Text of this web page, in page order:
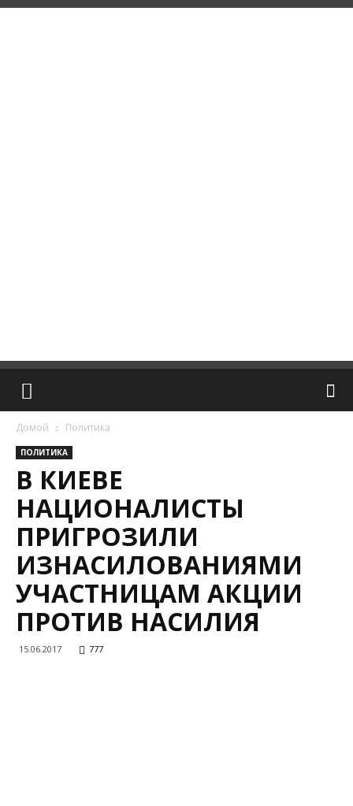
Домой Политика
ПОЛИТИКА
В КИЕВЕ
НАЦИОНАЛИСТЫ
ПРИГРОЗИЛИ
ИЗНАСИЛОВАНИЯМИ
УЧАСТНИЦАМ АКЦИИ
ПРОТИВ НАСИЛИЯ
15.06.2017 777